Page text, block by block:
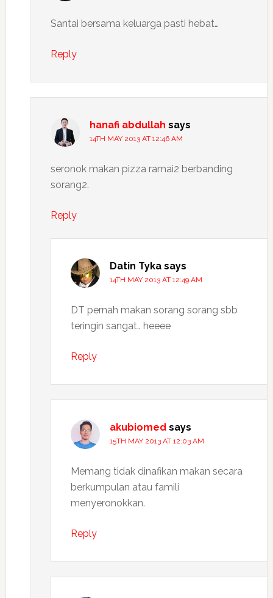
Santai bersama keluarga pasti hebat…
Reply
hanafi abdullah says
14TH MAY 2013 AT 12:46 AM
seronok makan pizza ramai2 berbanding
sorang2.
Reply
Datin Tyka says
14TH MAY 2013 AT 12:49 AM
DT pernah makan sorang sorang sbb
teringin sangat.. heeee
Reply
akubiomed says
15TH MAY 2013 AT 12:03 AM
Memang tidak dinafikan makan secara
berkumpulan atau famili
menyeronokkan.
Reply